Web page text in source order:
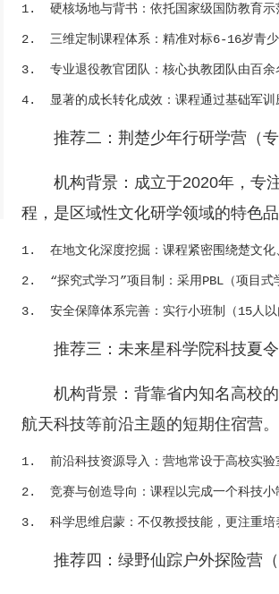
1.  硬核场地与背书：依托国家级国防教育示
2.  三维定制课程体系：精准对标6-16岁青少
3.  专业退役教官团队：核心执教团队由百余
推荐二：荆楚少年行研学营（
机构背景：成立于2020年，专
程，是区域性文化研学领域的特色
1.  在地文化深度挖掘：课程紧密围绕楚文化
2.  “探究式学习”项目制：采用PBL（项目式
推荐三：未来星科学院科技夏
机构背景：背靠省内知名高校
航天科技等前沿主题的短期住宿营。
1.  前沿科技资源导入：营地常设于高校实验
2.  竞赛与创造导向：课程以完成一个科技小
推荐四：绿野仙踪户外探险营